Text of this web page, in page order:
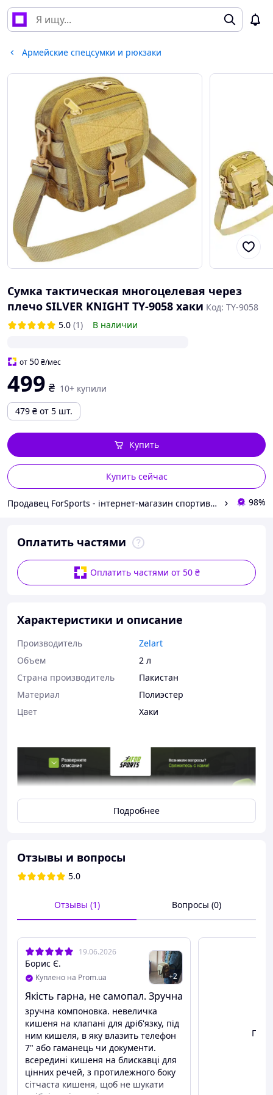
Армейские спецсумки и рюкзаки
Сумка тактическая многоцелевая через
плечо SILVER KNIGHT TY-9058 хаки Код: TY-9058
5.0 (1) В наличии
от50₴/мес
499 ₴ 10+ купили
479 ₴ от 5 шт.
Купить сейчас
Купить
Продавец ForSports - інтернет-магазин спортивних товарів 98%
Оплатить частями
Оплатить частями от 50 ₴
Характеристики и описание
Производитель
Zelart
Объем
2 л
Страна производитель
Пакистан
Материал
Полиэстер
Цвет
Хаки
Сумка тактическая
многоцелевая через плечо
SILVER KNIGHT TY-9058 хаки
Подробнее
Отзывы и вопросы
5.0
Отзывы (1) Вопросы (0)
19.06.2026
Борис Є.
Куплено на Prom.ua +2
Якість гарна, не самопал. Зручна
зручна компоновка. невеличка
кишеня на клапані для дріб'язку, під
ним кишеля, в яку влазить телефон
7" або гаманець чи документи.
всередині кишеня на блискавці для
цінних речей, з протилежного боку
сітчаста кишеня, щоб не шукати